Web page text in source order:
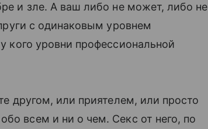
и зле. А ваш либо не может, либо не
с одинаковым уровнем
кого уровни профессиональной
другом, или приятелем, или просто
всем и ни о чем. Секс от него, по